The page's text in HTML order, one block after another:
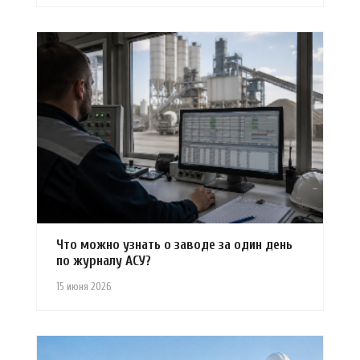
15 июня 2026
Что можно узнать о заводе за один день
по журналу АСУ?